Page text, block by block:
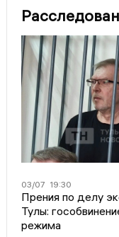
03/07 19:30
Прения по делу
Тулы:
режима